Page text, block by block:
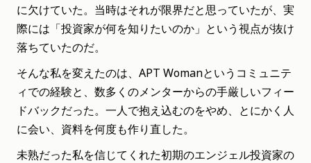
に欠けていた。当時はそれが限界だと思っていたが、実
際には「投資家が何を知りたいのか」という視点が抜け
落ちていたのだ。
そんな私を変えたのは、APT Womanというコミュニテ
ィでの経験と、数多くのメンターからの手厳しいフィー
ドバックだった。一人で抱え込むのをやめ、とにかく人
に会い、資料を何度も作り直した。
未熟だった私を信じてくれた初期のエンジェル投資家の